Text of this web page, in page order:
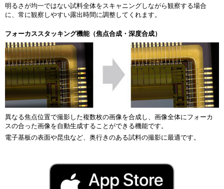
明るさが均一ではない試料全体をスキャニングしながら観察する場合
に、常に観察しやすい露出時間に調整してくれます。
フォーカススタッキング機能（焦点合成・深度合成）
異なる焦点位置で撮影した複数枚の画像を合成し、画像全体にフォーカ
スの合った画像を自動生成することができる機能です。
電子基板の表面や昆虫など、奥行きのある試料の撮影に最適です。